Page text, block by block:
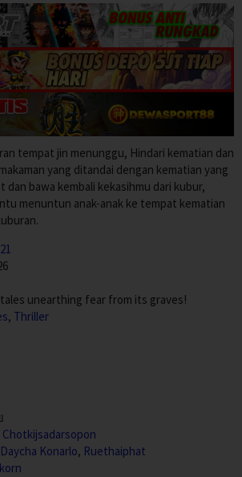
tempat jin menunggu, Hindari kematian dan
yang ditandai dengan kematian yang
dan bawa kembali kekasihmu dari kubur,
menuntun anak-anak ke tempat kematian
unearthing fear from its graves!
, Thriller
Daycha Konarlo, Ruethaiphat